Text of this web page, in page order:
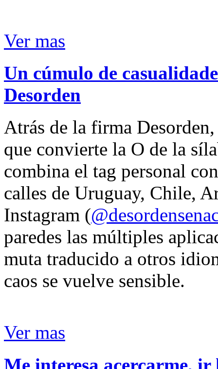
Ver mas
Un cúmulo de
Desorden
Atrás de la firma
que convierte la O de la
combina el tag personal
calles de Uruguay, Chile,
Instagram (
paredes las múltiples
muta traducido a otros
caos se vuelve sensible.
Ver mas
Me interesa acercarme,